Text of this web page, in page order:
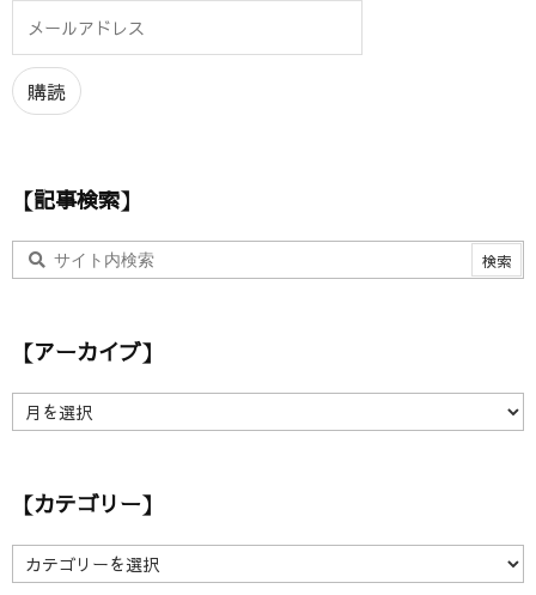
ル
ア
ド
購読
【記事検索】
【アーカイブ】
ア
イ【カテゴリー】
【
カ